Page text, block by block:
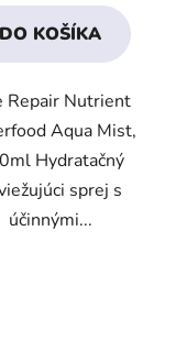
3,7
z
hviezdičiek.
DO KOŠÍKA
Repair Nutrient
Aqua Mist,
Hydratačný
sprej s
účinnými...